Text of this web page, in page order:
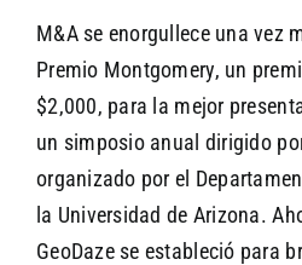
M&A se enorgullece una vez
Premio Montgomery, un
$2,000, para la mejor
un simposio anual dirigido
organizado por el
la Universidad de Arizona.
GeoDaze se estableció para